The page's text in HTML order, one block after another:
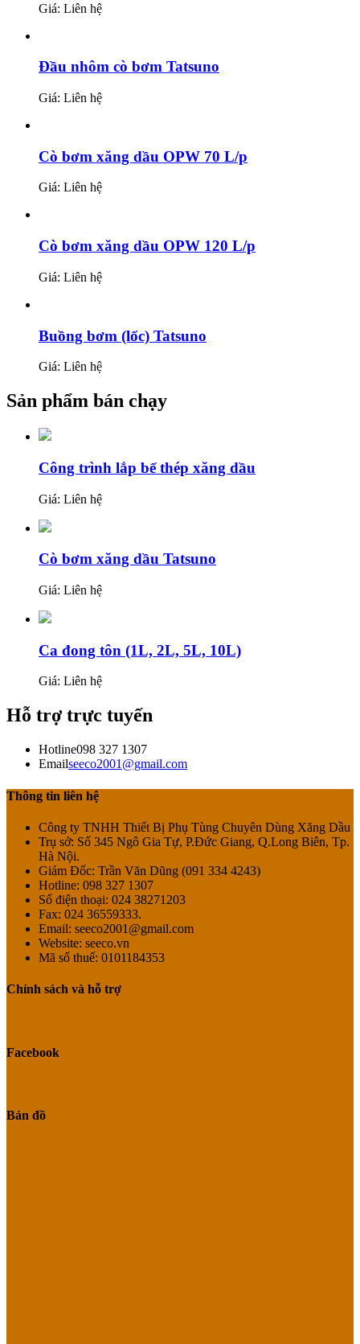
Giá: Liên hệ
Đầu nhôm cò bơm Tatsuno
Giá: Liên hệ
Cò bơm xăng dầu OPW 70 L/p
Giá: Liên hệ
Cò bơm xăng dầu OPW 120 L/p
Giá: Liên hệ
Buồng bơm (lốc) Tatsuno
Giá: Liên hệ
Sản phẩm bán chạy
Công trình lắp bể thép xăng dầu
Giá: Liên hệ
Cò bơm xăng dầu Tatsuno
Giá: Liên hệ
Ca đong tôn (1L, 2L, 5L, 10L)
Giá: Liên hệ
Hỗ trợ trực tuyến
Hotline098 327 1307
Emailseeco2001@gmail.com
Thông tin liên hệ
Công ty TNHH Thiết Bị Phụ Tùng Chuyên Dùng Xăng Dầu
Trụ sở: Số 345 Ngô Gia Tự, P.Đức Giang, Q.Long Biên, Tp.
Hà Nội.
Giám Đốc: Trần Văn Dũng (091 334 4243)
Hotline: 098 327 1307
Số điện thoại: 024 38271203
Fax: 024 36559333.
Email: seeco2001@gmail.com
Website: seeco.vn
Mã số thuế: 0101184353
Chính sách và hỗ trợ
Facebook
Bản đồ